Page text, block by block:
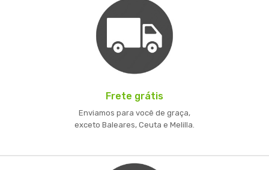
Frete grátis
Enviamos para você de graça,
exceto Baleares, Ceuta e Melilla.